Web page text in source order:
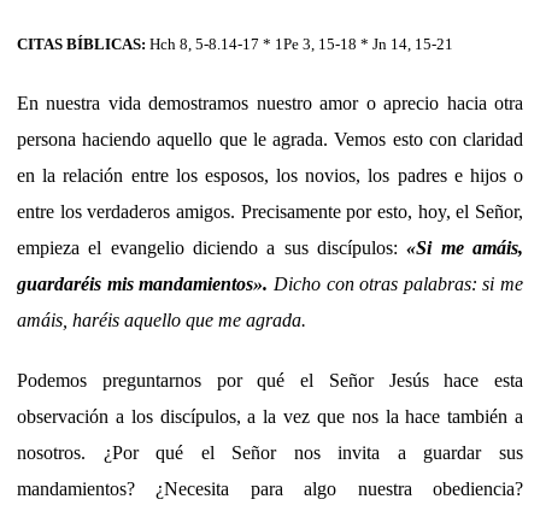
CITAS BÍBLICAS: Hch 8, 5-8.14-17 * 1Pe 3, 15-18 * Jn 14, 15-21
En nuestra vida demostramos nuestro amor o aprecio hacia otra
persona haciendo aquello que le agrada. Vemos esto con claridad
en la relación entre los esposos, los novios, los padres e hijos o
entre los verdaderos amigos. Precisamente por esto, hoy, el Señor,
empieza el evangelio diciendo a sus discípulos:«Si me amáis,
guardaréis mis mandamientos». Dicho con otras palabras: si me
amáis, haréis aquello que me agrada.
Podemos preguntarnos por qué el Señor Jesús hace esta
observación a los discípulos, a la vez que nos la hace también a
nosotros. ¿Por qué el Señor nos invita a guardar sus
mandamientos? ¿Necesita para algo nuestra obediencia?